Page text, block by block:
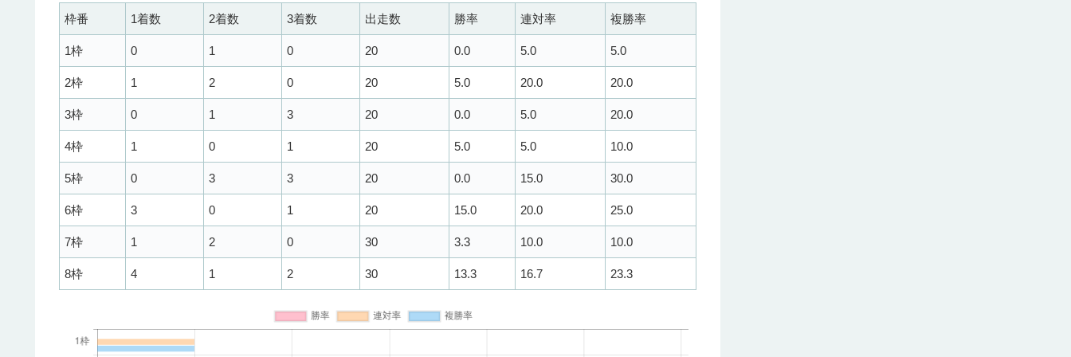
枠番 1着数 2着数 3着数 出走数 勝率 連対率 複勝率
1枠 0 1 0 20 0.0 5.0 5.0
2枠 1 2 0 20 5.0 20.0 20.0
3枠 0 1 3 20 0.0 5.0 20.0
4枠 1 0 1 20 5.0 5.0 10.0
5枠 0 3 3 20 0.0 15.0 30.0
6枠 3 0 1 20 15.0 20.0 25.0
7枠 1 2 0 30 3.3 10.0 10.0
8枠 4 1 2 30 13.3 16.7 23.3